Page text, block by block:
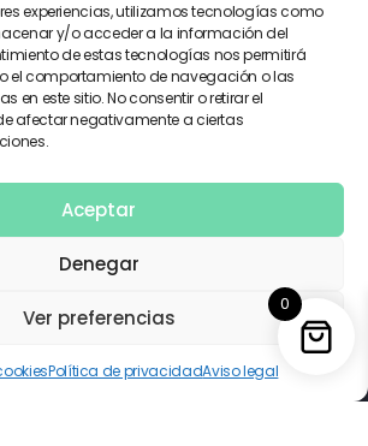
experiencias, utilizamos tecnologías como
y/o acceder a la información del
de estas tecnologías nos permitirá
el comportamiento de navegación o las
en este sitio. No consentir o retirar el
afectar negativamente a ciertas
Aceptar
Denegar
Ver preferencias
Política de privacidadAviso legal
EL CLIENTE
Diverfy. Todos los derechos reservados.
0